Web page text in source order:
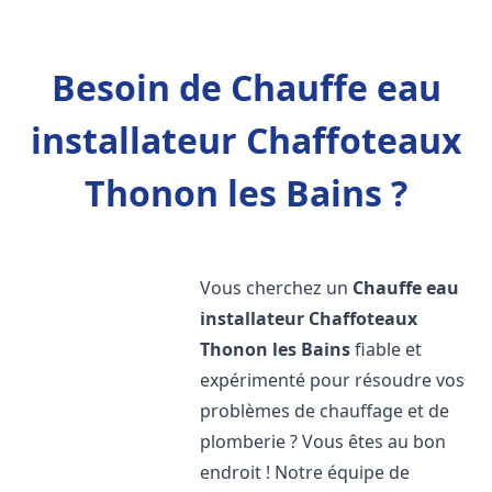
Besoin de Chauffe eau
installateur Chaffoteaux
Thonon les Bains ?
Vous cherchez un Chauffe eau
installateur Chaffoteaux
Thonon les Bainsfiable et
expérimenté pour résoudre vos
problèmes de chauffage et de
plomberie ? Vous êtes au bon
endroit ! Notre équipe de